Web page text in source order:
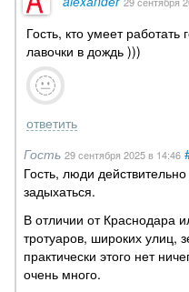
Гость, кто умеет работать
лавочки в дождь )))
ответить
Гость 29 сентября 2025в 14:46
Гость, люди
задыхаться.
В отличии от Краснодара
тротуаров, широких улиц,
практически этого нет
очень много.